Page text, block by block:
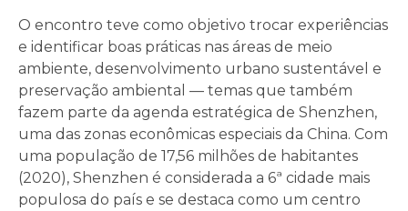
O encontro teve como objetivo trocar experiências
e identificar boas práticas nas áreas de meio
ambiente, desenvolvimento urbano sustentável e
preservação ambiental — temas que também
fazem parte da agenda estratégica de Shenzhen,
uma das zonas econômicas especiais da China. Com
uma população de 17,56 milhões de habitantes
(2020), Shenzhen é considerada a 6ª cidade mais
populosa do país e se destaca como um centro